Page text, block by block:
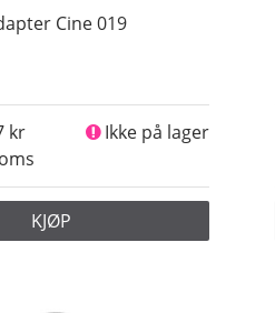
Cine 019
Ikke på lager
KJØP